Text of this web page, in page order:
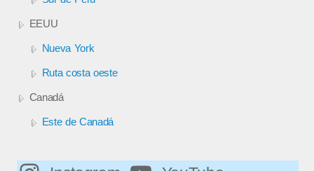
EEUU
Nueva York
Ruta costa oeste
Canadá
Este de Canadá